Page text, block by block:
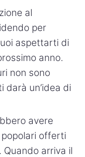
al
per
aspettarti di
anno.
non sono
darà un’idea di
avere
offerti
Quando arriva il